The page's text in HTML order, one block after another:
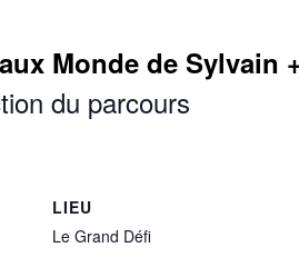
Monde de Sylvain
du parcours
LIEU
Le Grand Défi